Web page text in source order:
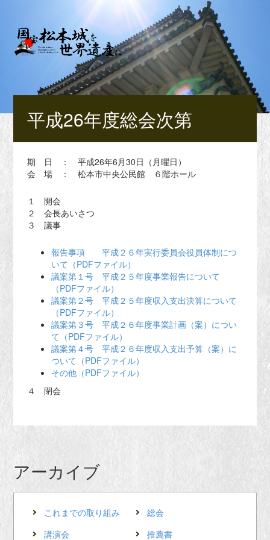
平成26年度総会次第
期 日 ： 平成26年6月30日（月曜日）
会 場 ： 松本市中央公民館 ６階ホール
１ 開会
２ 会長あいさつ
３ 議事
報告事項 平成２６年実行委員会役員体制につ
いて（PDFファイル）
議案第１号 平成２５年度事業報告について
（PDFファイル）
議案第２号 平成２５年度収入支出決算について
（PDFファイル）
議案第３号 平成２６年度事業計画（案）につい
て（PDFファイル）
議案第４号 平成２６年度収入支出予算（案）に
ついて（PDFファイル）
その他（PDFファイル）
４ 閉会
アーカイブ
これまでの取り組み
総会
講演会
推薦書